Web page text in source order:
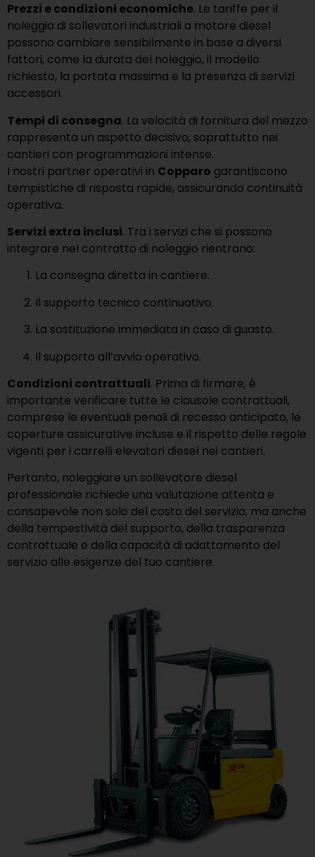
Prezzi e condizioni economiche. Le tariffe per il
noleggio di sollevatori industriali a motore diesel
possono cambiare sensibilmente in base a diversi
fattori, come la durata del noleggio, il modello
richiesto, la portata massima e la presenza di servizi
accessori.
Tempi di consegna. La velocità di fornitura del mezzo
rappresenta un aspetto decisivo, soprattutto nei
cantieri con programmazioni intense.
I nostri partner operativi in Copparo garantiscono
tempistiche di risposta rapide, assicurando continuità
operativa.
Servizi extra inclusi. Tra i servizi che si possono
integrare nel contratto di noleggio rientrano:
La consegna diretta in cantiere.
Il supporto tecnico continuativo.
La sostituzione immediata in caso di guasto.
Il supporto all’avvio operativo.
Condizioni contrattuali. Prima di firmare, è
importante verificare tutte le clausole contrattuali,
comprese le eventuali penali di recesso anticipato, le
coperture assicurative incluse e il rispetto delle regole
vigenti per i carrelli elevatori diesel nei cantieri.
Pertanto, noleggiare un sollevatore diesel
professionale richiede una valutazione attenta e
consapevole non solo del costo del servizio, ma anche
della tempestività del supporto, della trasparenza
contrattuale e della capacità di adattamento del
servizio alle esigenze del tuo cantiere.